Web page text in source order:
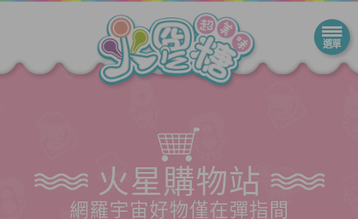
火星購物站
網羅宇宙好物僅在彈指間